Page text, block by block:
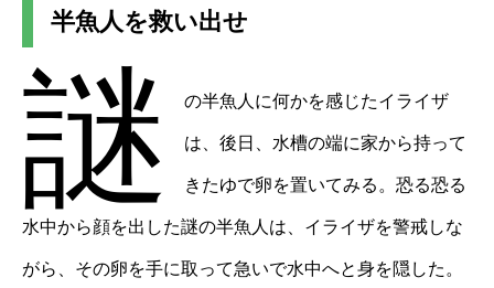
半魚人を救い出せ
謎 の半魚人に何かを感じたイライザ
は、後日、水槽の端に家から持って
きたゆで卵を置いてみる。恐る恐る
水中から顔を出した謎の半魚人は、イライザを警戒しな
がら、その卵を手に取って急いで水中へと身を隠した。